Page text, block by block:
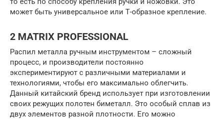
может быть универсальное или Т-образное крепление.
2 MATRIX PROFESSIONAL
Распил металла ручным инструментом – сложный
процесс, и производители постоянно
экспериментируют с различными материалами и
технологиями, чтобы его максимально облегчить.
Данный китайский бренд использует при изготовлении
своих режущих полотен биметалл. Это особый сплав из
двух элементов разной плотности. Его можно